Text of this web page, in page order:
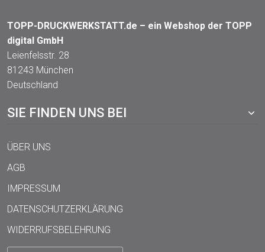
TOPP-DRUCKWERKSTATT.de – ein Webshop der TOPP
digital GmbH
Leienfelsstr. 28
81243 München
Deutschland
SIE FINDEN UNS BEI
ÜBER UNS
AGB
IMPRESSUM
DATENSCHUTZERKLÄRUNG
WIDERRUFSBELEHRUNG